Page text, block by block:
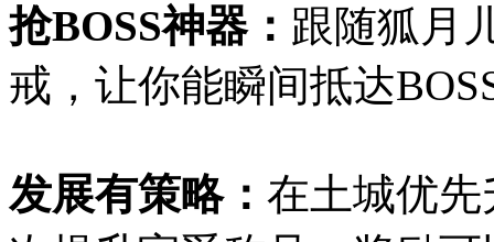
抢BOSS神器： 跟随狐月
戒，让你能瞬间抵达
发展有策略： 在土城优先